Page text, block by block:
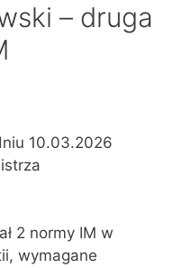
– druga
10.03.2026
2 normy IM w
wymagane